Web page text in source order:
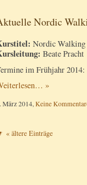
Nordic
Nordic Walking
Beate Pracht
im Frühjahr 2014:
»
März 2014, Keine
« ältere Einträge